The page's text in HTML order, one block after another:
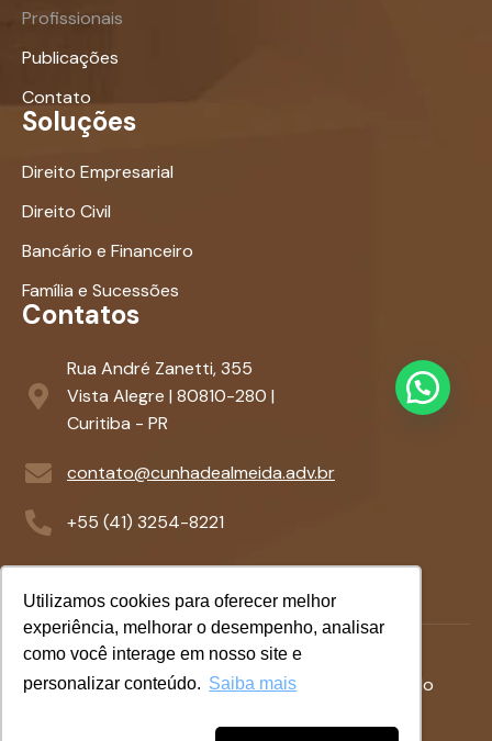
Utilizamos cookies para oferecer melhor
experiência, melhorar o desempenho, analisar
como você interage em nosso site e
personalizar conteúdo. Saiba mais
Profissionais
Publicações
Contato
Soluções
Direito Empresarial
Direito Civil
Bancário e Financeiro
Família e Sucessões
Contatos
Rua André Zanetti, 355
Vista Alegre | 80810-280 |
Curitiba - PR
contato@cunhadealmeida.adv.br
+55 (41) 3254-8221
Termos &
Politicas de
©2026
- Desenvolvido